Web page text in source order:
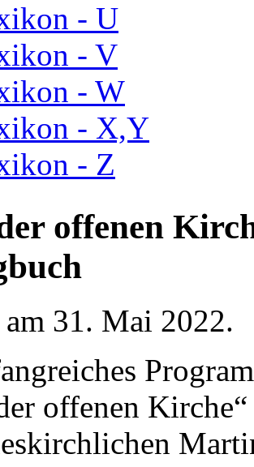
- U
- V
- W
- X,Y
- Z
offenen
31. Mai 2022.
offenen